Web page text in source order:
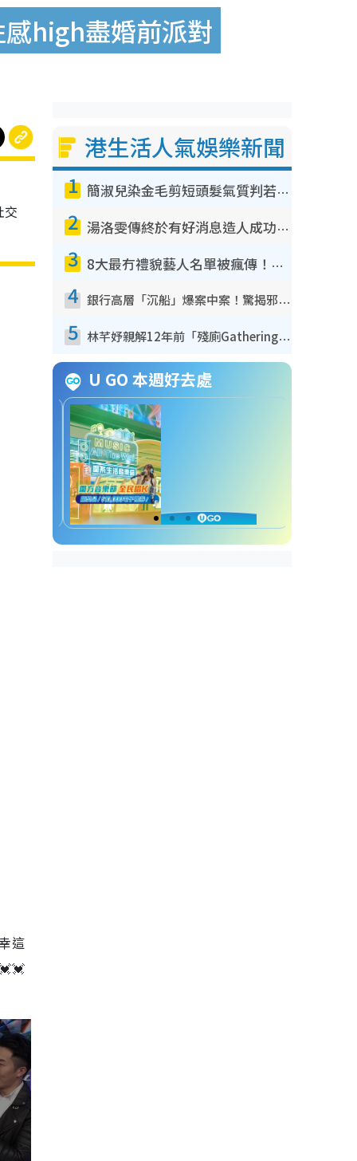
high盡婚前派對
交
這
港生活人氣娛樂新聞
1 簡淑兒染金毛剪短頭髮氣質判若兩人！嚇壞老公麥大力都認唔出：「你做咩事？」
2 湯洛雯傳終於有好消息造人成功！兩大細節曝孕味極濃惹猜測：大肚婆先會咁！
3 8大最冇禮貌藝人名單被瘋傳！網民揭發明星真面目 一致數臭呢位係無品天花板？
4 銀行高層「沉船」爆案中案！驚揭邪教洗腦操控賣淫被吞600萬 幕後黑手講多錯多
5 林芊妤親解12年前「殘廁Gathering」真相！高層解約一句話重創尊嚴至今拒返TVB
U GO 本週好去處